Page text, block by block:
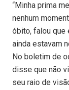
“Minha prima
nenhum
óbito, falou que
ainda estavam
No boletim de
disse que não
seu raio de